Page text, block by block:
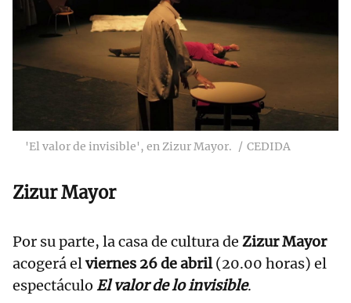
'El valor de invisible', en Zizur Mayor. CEDIDA
Zizur Mayor
Por su parte, la casa de cultura de Zizur Mayor
acogerá elviernes 26 de abril(20.00 horas) el
espectáculo El valor de lo invisible.